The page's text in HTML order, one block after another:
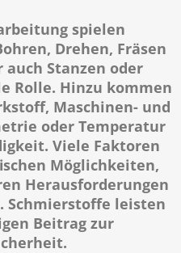
spielen
Drehen, Fräsen
auch Stanzen oder
Rolle. Hinzu kommen
Maschinen- und
oder Temperatur
Viele Faktoren
Möglichkeiten,
Herausforderungen
Schmierstoffe leisten
Beitrag zur